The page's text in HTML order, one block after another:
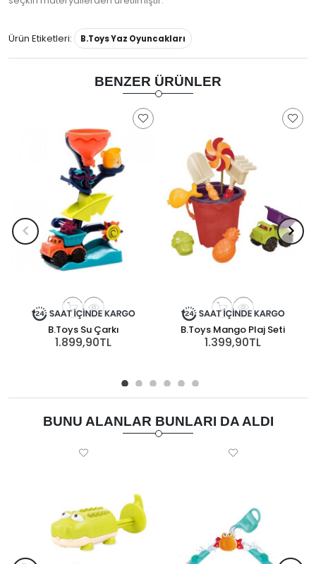
Ürün Etiketleri: B.Toys Yaz Oyuncakları
BENZER ÜRÜNLER
B.Toys Su Çarkı
1.899,90TL
B.Toys Mango Plaj Seti
1.399,90TL
BUNU ALANLAR BUNLARI DA ALDI